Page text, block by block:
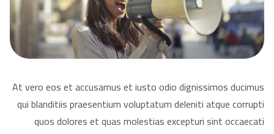
At vero eos et accusamus et iusto odio dignissimos ducimus
qui blanditiis praesentium voluptatum deleniti atque corrupti
quos dolores et quas molestias excepturi sint occaecati